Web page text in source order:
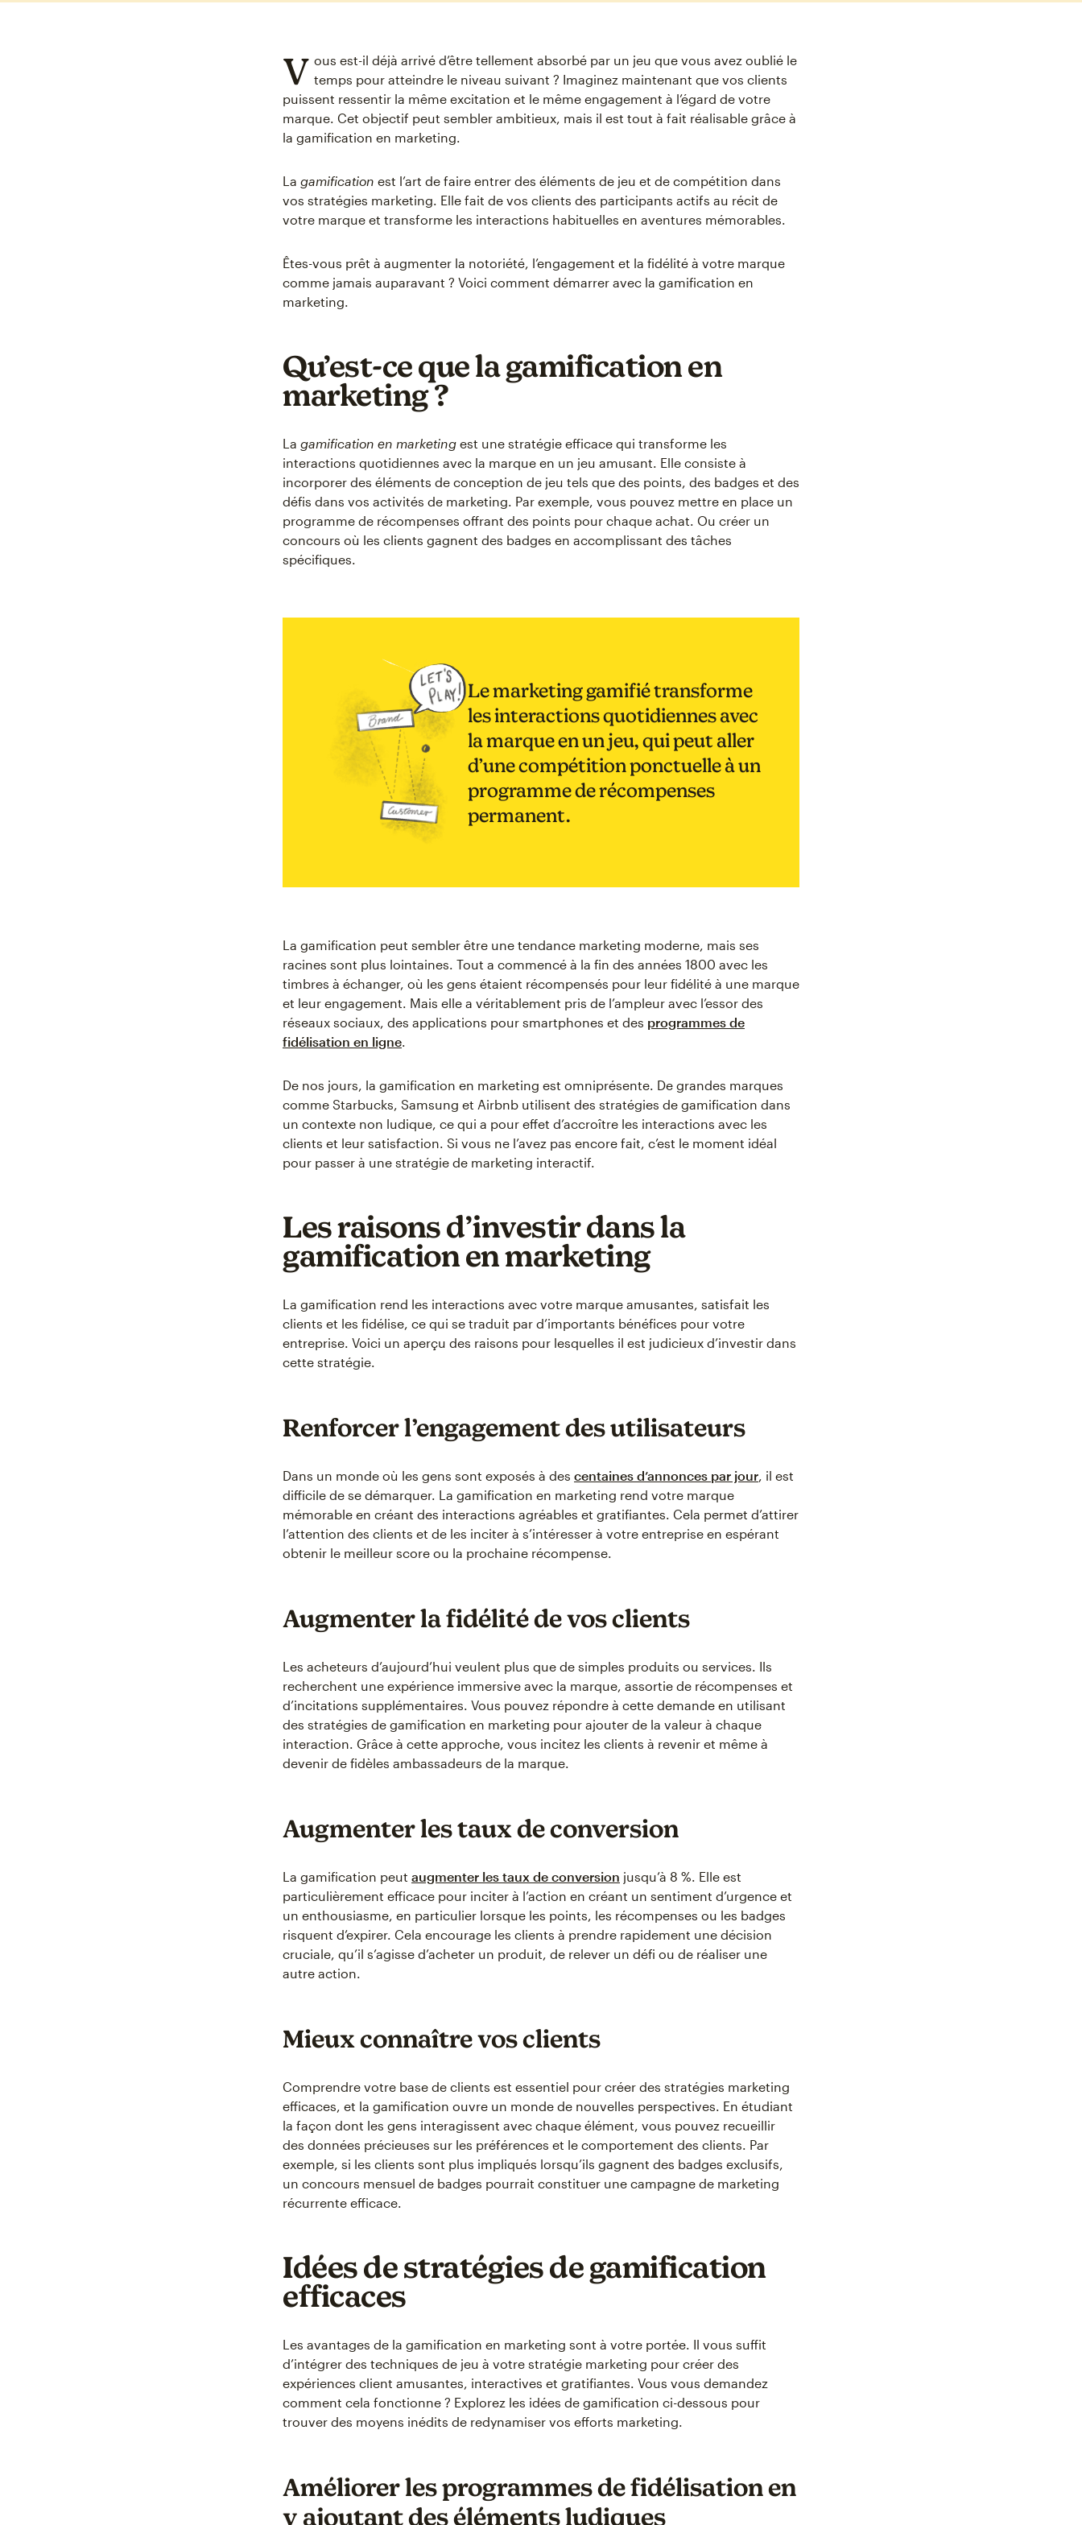
V ous est-il déjà arrivé d’être tellement absorbé par un jeu que vous avez oublié le
temps pour atteindre le niveau suivant ? Imaginez maintenant que vos clients
puissent ressentir la même excitation et le même engagement à l’égard de votre
marque. Cet objectif peut sembler ambitieux, mais il est tout à fait réalisable grâce à
la gamification en marketing.
La gamification est l’art de faire entrer des éléments de jeu et de compétition dans
vos stratégies marketing. Elle fait de vos clients des participants actifs au récit de
votre marque et transforme les interactions habituelles en aventures mémorables.
Êtes-vous prêt à augmenter la notoriété, l’engagement et la fidélité à votre marque
comme jamais auparavant ? Voici comment démarrer avec la gamification en
marketing.
Qu’est-ce que la gamification en
marketing ?
La gamification en marketing est une stratégie efficace qui transforme les
interactions quotidiennes avec la marque en un jeu amusant. Elle consiste à
incorporer des éléments de conception de jeu tels que des points, des badges et des
défis dans vos activités de marketing. Par exemple, vous pouvez mettre en place un
programme de récompenses offrant des points pour chaque achat. Ou créer un
concours où les clients gagnent des badges en accomplissant des tâches
spécifiques.
Le marketing gamifié transforme
les interactions quotidiennes avec
la marque en un jeu, qui peut aller
d’une compétition ponctuelle à un
programme de récompenses
permanent.
La gamification peut sembler être une tendance marketing moderne, mais ses
racines sont plus lointaines. Tout a commencé à la fin des années 1800 avec les
timbres à échanger, où les gens étaient récompensés pour leur fidélité à une marque
et leur engagement. Mais elle a véritablement pris de l’ampleur avec l’essor des
réseaux sociaux, des applications pour smartphones et des programmes de
fidélisation en ligne.
De nos jours, la gamification en marketing est omniprésente. De grandes marques
comme Starbucks, Samsung et Airbnb utilisent des stratégies de gamification dans
un contexte non ludique, ce qui a pour effet d’accroître les interactions avec les
clients et leur satisfaction. Si vous ne l’avez pas encore fait, c’est le moment idéal
pour passer à une stratégie de marketing interactif.
Les raisons d’investir dans la
gamification en marketing
La gamification rend les interactions avec votre marque amusantes, satisfait les
clients et les fidélise, ce qui se traduit par d’importants bénéfices pour votre
entreprise. Voici un aperçu des raisons pour lesquelles il est judicieux d’investir dans
cette stratégie.
Renforcer l’engagement des utilisateurs
Dans un monde où les gens sont exposés à des centaines d’annonces par jour, il est
difficile de se démarquer. La gamification en marketing rend votre marque
mémorable en créant des interactions agréables et gratifiantes. Cela permet d’attirer
l’attention des clients et de les inciter à s’intéresser à votre entreprise en espérant
obtenir le meilleur score ou la prochaine récompense.
Augmenter la fidélité de vos clients
Les acheteurs d’aujourd’hui veulent plus que de simples produits ou services. Ils
recherchent une expérience immersive avec la marque, assortie de récompenses et
d’incitations supplémentaires. Vous pouvez répondre à cette demande en utilisant
des stratégies de gamification en marketing pour ajouter de la valeur à chaque
interaction. Grâce à cette approche, vous incitez les clients à revenir et même à
devenir de fidèles ambassadeurs de la marque.
Augmenter les taux de conversion
La gamification peut augmenter les taux de conversion jusqu’à 8 %. Elle est
particulièrement efficace pour inciter à l’action en créant un sentiment d’urgence et
un enthousiasme, en particulier lorsque les points, les récompenses ou les badges
risquent d’expirer. Cela encourage les clients à prendre rapidement une décision
cruciale, qu’il s’agisse d’acheter un produit, de relever un défi ou de réaliser une
autre action.
Mieux connaître vos clients
Comprendre votre base de clients est essentiel pour créer des stratégies marketing
efficaces, et la gamification ouvre un monde de nouvelles perspectives. En étudiant
la façon dont les gens interagissent avec chaque élément, vous pouvez recueillir
des données précieuses sur les préférences et le comportement des clients. Par
exemple, si les clients sont plus impliqués lorsqu’ils gagnent des badges exclusifs,
un concours mensuel de badges pourrait constituer une campagne de marketing
récurrente efficace.
Idées de stratégies de gamification
efficaces
Les avantages de la gamification en marketing sont à votre portée. Il vous suffit
d’intégrer des techniques de jeu à votre stratégie marketing pour créer des
expériences client amusantes, interactives et gratifiantes. Vous vous demandez
comment cela fonctionne ? Explorez les idées de gamification ci-dessous pour
trouver des moyens inédits de redynamiser vos efforts marketing.
Améliorer les programmes de fidélisation en
y ajoutant des éléments ludiques